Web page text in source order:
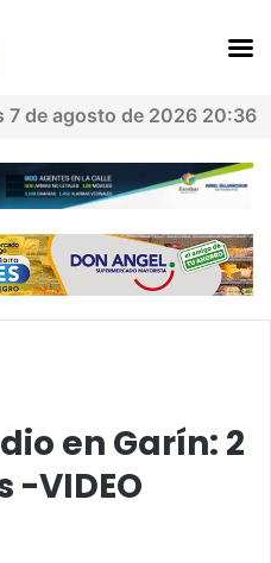
7 de agosto de 2026 20:36
en Garín: 2
-VIDEO